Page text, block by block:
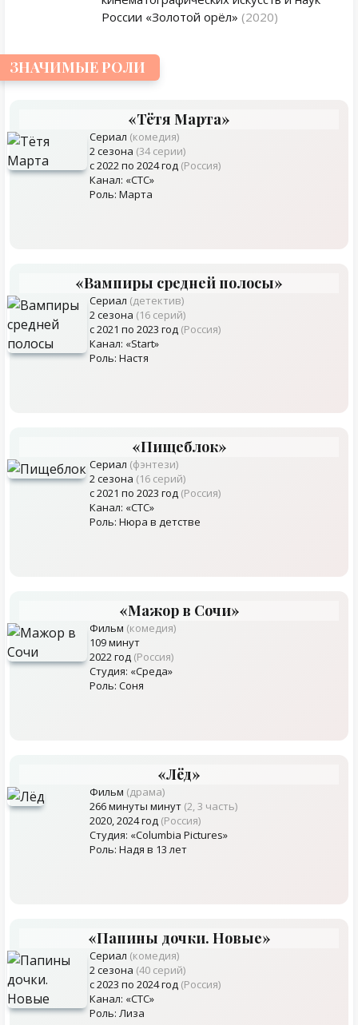
России «Золотой орёл» (2020)
ЗНАЧИМЫЕ РОЛИ
«Тётя Марта»
Сериал (комедия)
2 сезона (34 серии)
с 2022 по 2024 год (Россия)
Канал: «СТС»
Роль: Марта
«Вампиры средней полосы»
Сериал (детектив)
2 сезона (16 серий)
с 2021 по 2023 год (Россия)
Канал: «Start»
Роль: Настя
«Пищеблок»
Сериал (фэнтези)
2 сезона (16 серий)
с 2021 по 2023 год (Россия)
Канал: «СТС»
Роль: Нюра в детстве
«Мажор в Сочи»
Фильм (комедия)
109 минут
2022 год (Россия)
Студия: «Среда»
Роль: Соня
«Лёд»
Фильм (драма)
266 минуты минут (2, 3 часть)
2020, 2024 год (Россия)
Студия: «Columbia Pictures»
Роль: Надя в 13 лет
«Папины дочки. Новые»
Сериал (комедия)
2 сезона (40 серий)
с 2023 по 2024 год (Россия)
Канал: «СТС»
Роль: Лиза